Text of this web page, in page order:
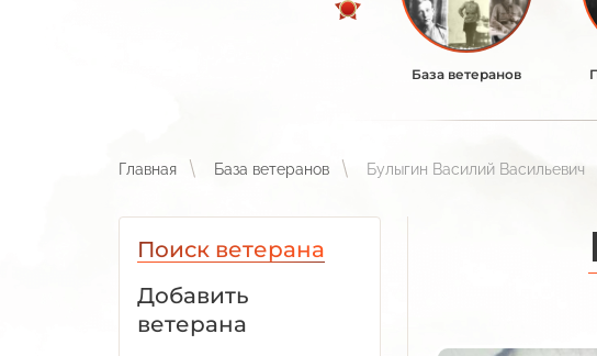
База ветеранов
Главная База ветеранов Булыгин Василий Васильевич
Поиск ветерана
Добавить
ветерана